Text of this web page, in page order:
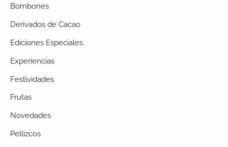
Bombones
Derivados de Cacao
Ediciones Especiales
Experiencias
Festividades
Frutas
Novedades
Pellizcos